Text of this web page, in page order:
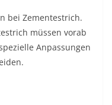
bei Zementestrich.
müssen vorab
Anpassungen